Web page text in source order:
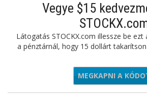
Vegye $15
Látogatás STOCKX.com illessze be
a pénztárnál, hogy 15 dollárt
MEGKAPNI A